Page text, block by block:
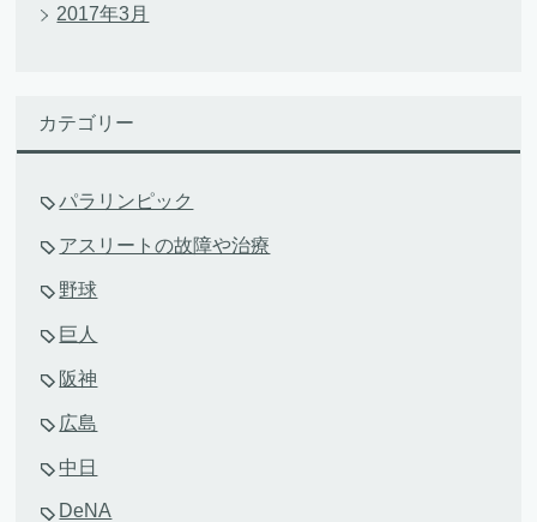
2017年3月
カテゴリー
パラリンピック
アスリートの故障や治療
野球
巨人
阪神
広島
中日
DeNA